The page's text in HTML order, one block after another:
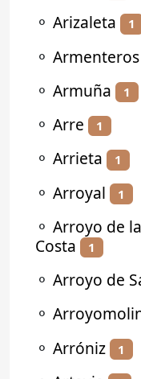
⚬ Arizaleta 1
⚬ Armenteros
⚬ Armuña 1
⚬ Arre 1
⚬ Arrieta 1
⚬ Arroyal 1
⚬ Arroyo de
Costa
1
⚬ Arroyo de
⚬
⚬ Arróniz 1